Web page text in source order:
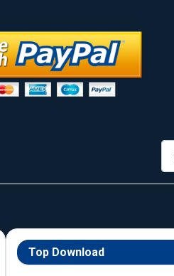
Top Download